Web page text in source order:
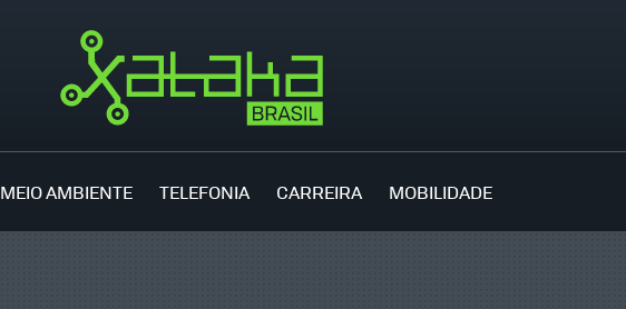
MEIO AMBIENTE TELEFONIA CARREIRA MOBILIDADE